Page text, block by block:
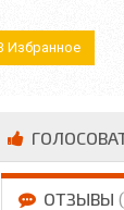
Избранное
ОТЗЫВЫ